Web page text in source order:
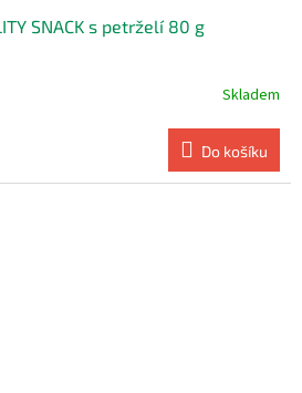
SNACK s petrželí 80 g
Skladem
Do košíku